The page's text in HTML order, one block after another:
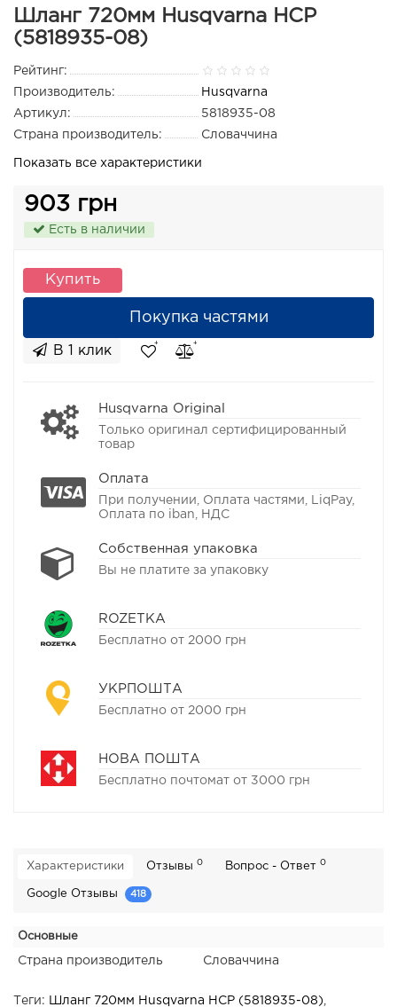
Шланг 720мм Husqvarna HCP
(5818935-08)
Рейтинг:
Производитель:
Husqvarna
Артикул:
5818935-08
Страна производитель:
Словаччина
Показать все характеристики
903 грн
Есть в наличии
Купить
Покупка частями
В 1 клик
Husqvarna Original
Только оригинал сертифицированный
товар
Оплата
При получении, Оплата частями, LiqPay,
Оплата по iban, НДС
Собственная упаковка
Вы не платите за упаковку
ROZETKA
Бесплатно от 2000 грн
УКРПОШТА
Бесплатно от 2000 грн
НОВА ПОШТА
Бесплатно почтомат от 3000 грн
Характеристики Отзывы 0 Вопрос - Ответ 0
Google Отзывы 418
Основные
Страна производитель Словаччина
Теги: Шланг 720мм Husqvarna HCP (5818935-08)